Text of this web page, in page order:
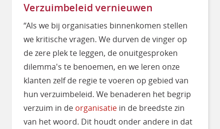
Verzuimbeleid vernieuwen
“Als we bij organisaties binnenkomen stellen
we kritische vragen. We durven de vinger op
de zere plek te leggen, de onuitgesproken
dilemma's te benoemen, en we leren onze
klanten zelf de regie te voeren op gebied van
hun verzuimbeleid. We benaderen het begrip
verzuim in de organisatie in de breedste zin
van het woord. Dit houdt onder andere in dat